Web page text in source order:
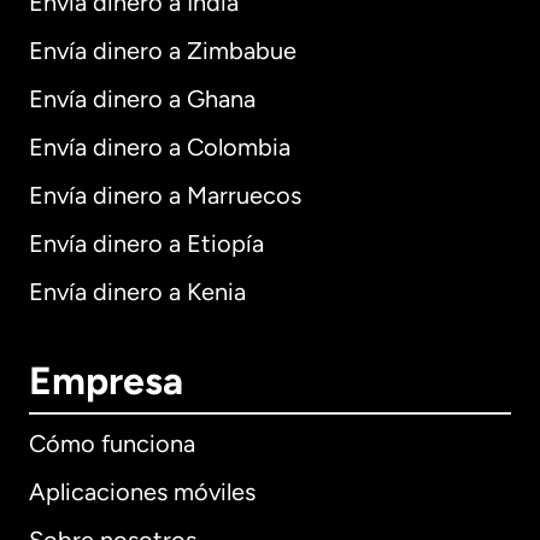
Envía dinero a Zimbabue
Envía dinero a Ghana
Envía dinero a Colombia
Envía dinero a Marruecos
Envía dinero a Etiopía
Envía dinero a Kenia
Empresa
Cómo funciona
Aplicaciones móviles